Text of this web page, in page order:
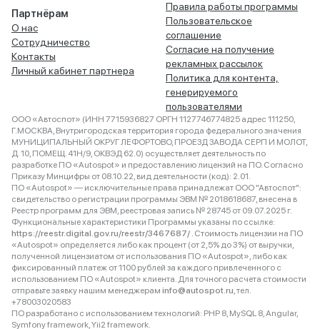
Партнёрам
О нас
Сотрудничество
Контакты
Личный кабинет партнера
Правила работы программы
Пользовательское
соглашение
Согласие на получение
рекламных рассылок
Политика для контента,
генерируемого
пользователями
ООО «Автоспот» (ИНН 7715936827 ОРГН 1127746774825 адрес 111250,
Г.МОСКВА, Внутригородская территория города федерального значения
МУНИЦИПАЛЬНЫЙ ОКРУГ ЛЕФОРТОВО, ПРОЕЗД ЗАВОДА СЕРП И МОЛОТ,
Д. 10, ПОМЕЩ. 41Н/9, ОКВЭД 62.0) осуществляет деятельность по
разработке ПО «Autospot» и предоставлению лицензий на ПО. Согласно
Приказу Минцифры от 08.10.22, вид деятельности (код): 2.01.
ПО «Autospot» — исключительные права принадлежат ООО "Автоспот":
свидетельство о регистрации программы ЭВМ № 2018618687, внесена в
Реестр программ для ЭВМ, реестровая запись № 28745 от 09.07.2025 г.
Функциональные характеристики Программы указаны по ссылке:
https://reestr.digital.gov.ru/reestr/3467687/ . Стоимость лицензии на ПО
«Autospot» определяется либо как процент (от 2,5% до 3%) от выручки,
полученной лицензиатом от использования ПО «Autospot», либо как
фиксированный платеж от 1100 рублей за каждого привлеченного с
использованием ПО «Autospot» клиента. Для точного расчета стоимости
отправьте заявку нашим менеджерам info@autospot.ru, тел.
+78003020583
ПО разработано с использованием технологий: PHP 8, MySQL 8, Angular,
Symfony framework, Yii2 framework.